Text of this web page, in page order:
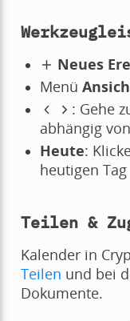
Neues
Menü
: Gehe
abhängig
Heute:
heutigen Tag
Teilen &
Kalender in
Teilen und bei
Dokumente.